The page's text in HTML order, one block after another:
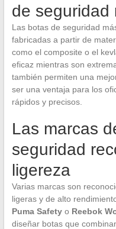
de seguridad
Las botas de seguridad
fabricadas a partir de
como el composite o el
eficaz mientras son
también permiten una
ser una ventaja para los
rápidos y precisos.
Las marcas
seguridad
ligereza
Varias marcas son
ligeras y de alto
Puma Safetyo Reebok
diseñar botas que